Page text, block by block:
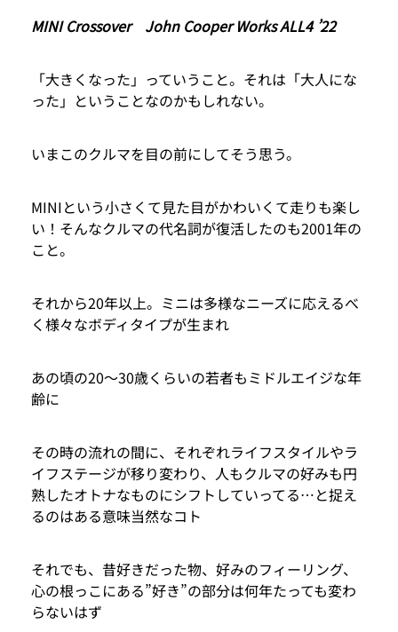
MINI Crossover John Cooper Works ALL4 ’22
「大きくなった」っていうこと。それは「大人にな
った」ということなのかもしれない。
いまこのクルマを目の前にしてそう思う。
MINIという小さくて見た目がかわいくて走りも楽し
い！そんなクルマの代名詞が復活したのも2001年の
こと。
それから20年以上。ミニは多様なニーズに応えるべ
く様々なボディタイプが生まれ
あの頃の20～30歳くらいの若者もミドルエイジな年
齢に
その時の流れの間に、それぞれライフスタイルやラ
イフステージが移り変わり、人もクルマの好みも円
熟したオトナなものにシフトしていってる…と捉え
るのはある意味当然なコト
それでも、昔好きだった物、好みのフィーリング、
心の根っこにある”好き”の部分は何年たっても変わ
らないはず